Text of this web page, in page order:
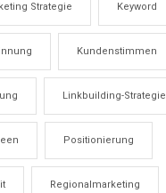
Strategie Keyword
Kundenstimmen
Linkbuilding-Strategie
Positionierung
Regionalmarketing